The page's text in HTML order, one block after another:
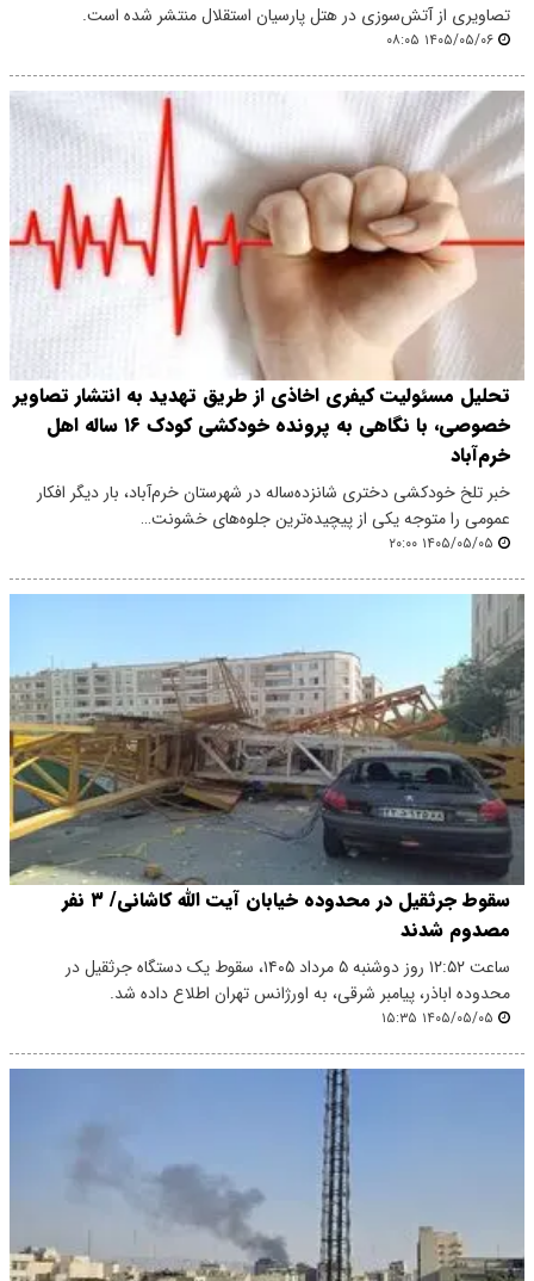
تصاویری از آتش‌سوزی در هتل پارسیان استقلال منتشر شده است.
۱۴۰۵/۰۵/۰۶ ۰۸:۰۵
تحلیل مسئولیت کیفری اخاذی از طریق تهدید به انتشار تصاویر
خصوصی، با نگاهی به پرونده خودکشی کودک ۱۶ ساله اهل
خرم‌آباد
خبر تلخ خودکشی دختری شانزده‌ساله در شهرستان خرم‌آباد، بار دیگر افکار
عمومی را متوجه یکی از پیچیده‌ترین جلوه‌های خشونت…
۱۴۰۵/۰۵/۰۵ ۲۰:۰۰
سقوط جرثقیل در محدوده خیابان آیت الله کاشانی/ ۳ نفر
مصدوم شدند
ساعت ۱۲:۵۲ روز دوشنبه ۵ مرداد ۱۴۰۵، سقوط یک دستگاه جرثقیل در
محدوده اباذر، پیامبر شرقی، به اورژانس تهران اطلاع داده شد.
۱۴۰۵/۰۵/۰۵ ۱۵:۳۵